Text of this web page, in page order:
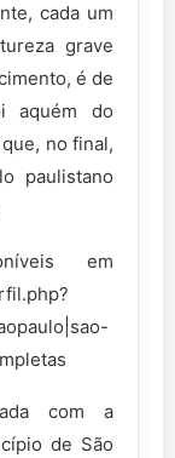
cada um
grave
é de
aquém do
no final,
paulistano
em
com a
de São